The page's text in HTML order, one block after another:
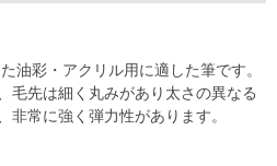
油彩・アクリル用に適した筆です。
毛先は細く丸みがあり太さの異なる
常に強く弾力性があります。